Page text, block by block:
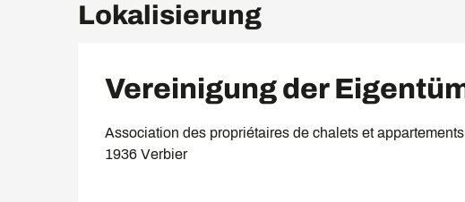
Lokalisierung
Vereinigung der
Association des propriétaires de chalets et
1936 Verbier